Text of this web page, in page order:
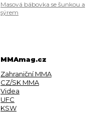
Masová bábovka se šunkou a
sýrem
MMAmag.cz
Zahraniční MMA
CZ/SK MMA
Videa
UFC
KSW